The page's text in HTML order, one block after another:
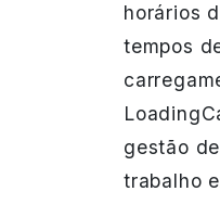
horários
tempos
gestão
trabalho